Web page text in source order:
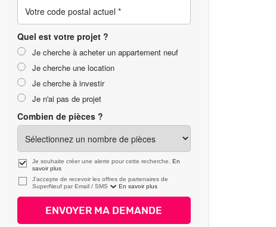
Quel est votre projet ?
Je cherche à acheter un appartement neuf
Je cherche une location
Je cherche à investir
Je n'ai pas de projet
Combien de pièces ?
Je souhaite créer une alerte pour cette recherche. En
savoir plus
J’accepte de recevoir les offres de partenaires de
SuperNeuf par
En savoir plus
ENVOYER MA DEMANDE